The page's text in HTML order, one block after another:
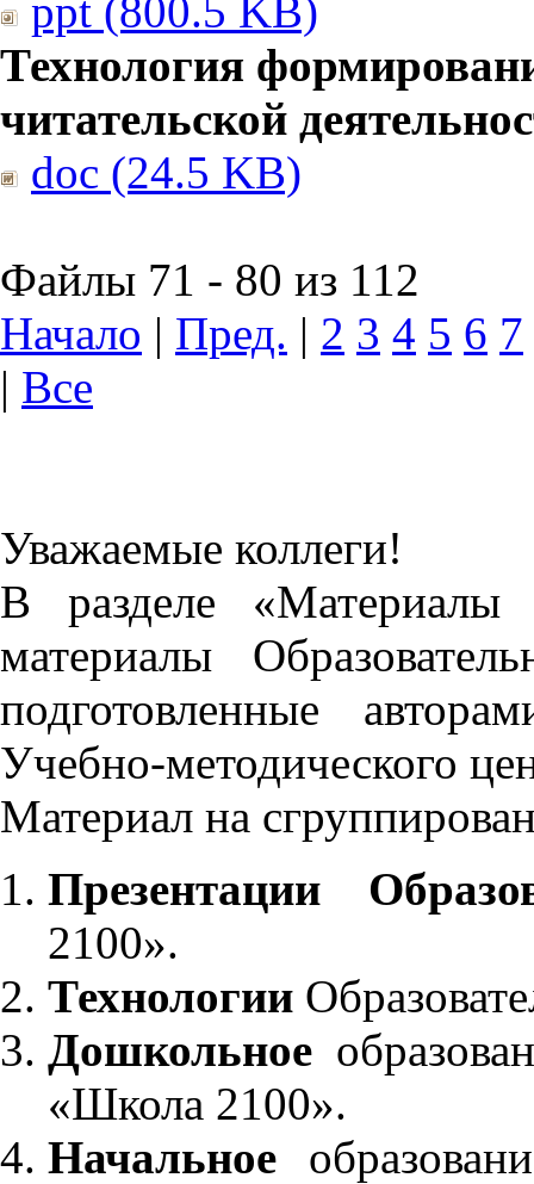
ppt (800.5 KB)
Технология
читательской
doc (24.5 KB)
Файлы 71 - 80 из 112
Начало | Пред. | 2 3 4 5 6 7
| Все
Уважаемые коллеги!
В разделе «Материалы
материалы
подготовленные
Учебно-методического
Материал на
Презентации
2100».
Технологии
Дошкольное
«Школа 2100».
Начальное